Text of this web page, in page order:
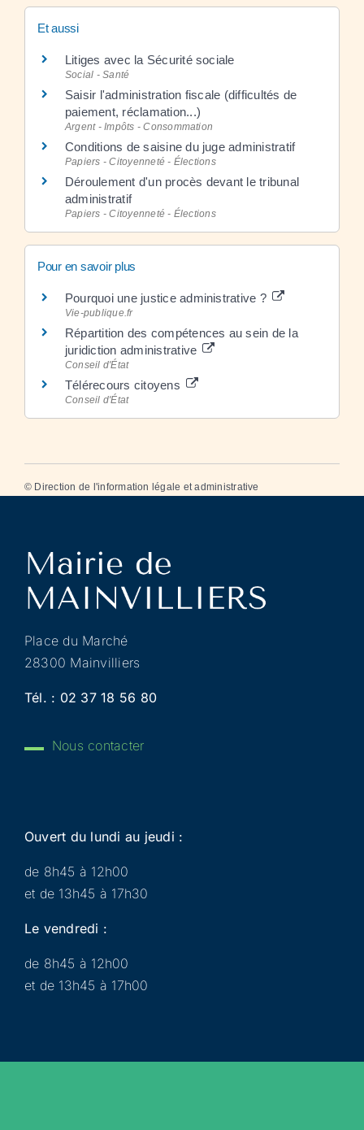
Et aussi
Litiges avec la Sécurité sociale
Social - Santé
Saisir l'administration fiscale (difficultés de
paiement, réclamation...)
Argent - Impôts - Consommation
Conditions de saisine du juge administratif
Papiers - Citoyenneté - Élections
Déroulement d'un procès devant le tribunal
administratif
Papiers - Citoyenneté - Élections
Pour en savoir plus
Pourquoi une justice administrative ?
Vie-publique.fr
Répartition des compétences au sein de la
juridiction administrative
Conseil d'État
Télérecours citoyens
Conseil d'État
© Direction de l'information légale et administrative
Place du Marché
28300 Mainvilliers
Tél. : 02 37 18 56 80
Nous contacter
Ouvert du lundi au jeudi :
de 8h45 à 12h00
et de 13h45 à 17h30
Le vendredi :
de 8h45 à 12h00
et de 13h45 à 17h00